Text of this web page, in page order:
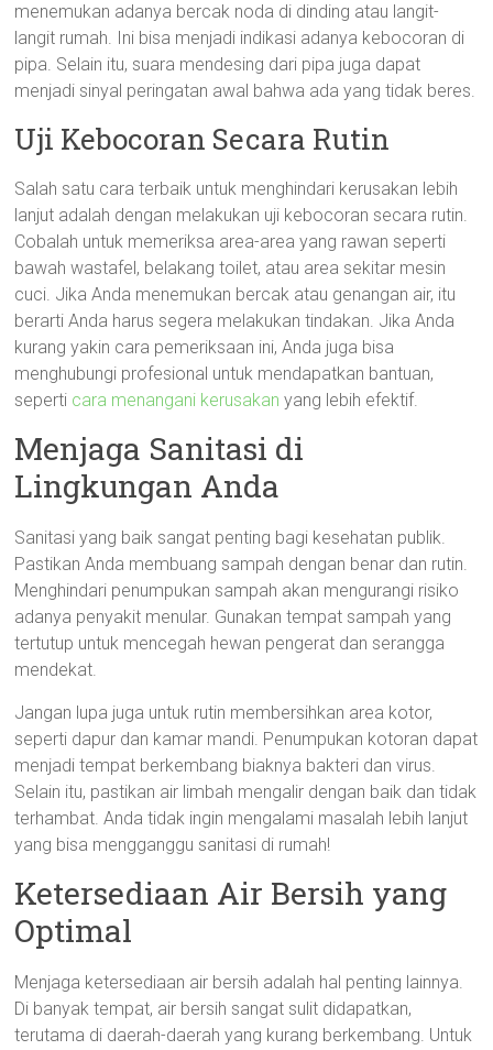
menemukan adanya bercak noda di dinding atau langit-
langit rumah. Ini bisa menjadi indikasi adanya kebocoran di
pipa. Selain itu, suara mendesing dari pipa juga dapat
menjadi sinyal peringatan awal bahwa ada yang tidak beres.
Uji Kebocoran Secara Rutin
Salah satu cara terbaik untuk menghindari kerusakan lebih
lanjut adalah dengan melakukan uji kebocoran secara rutin.
Cobalah untuk memeriksa area-area yang rawan seperti
bawah wastafel, belakang toilet, atau area sekitar mesin
cuci. Jika Anda menemukan bercak atau genangan air, itu
berarti Anda harus segera melakukan tindakan. Jika Anda
kurang yakin cara pemeriksaan ini, Anda juga bisa
menghubungi profesional untuk mendapatkan bantuan,
seperti cara menangani kerusakan yang lebih efektif.
Menjaga Sanitasi di
Lingkungan Anda
Sanitasi yang baik sangat penting bagi kesehatan publik.
Pastikan Anda membuang sampah dengan benar dan rutin.
Menghindari penumpukan sampah akan mengurangi risiko
adanya penyakit menular. Gunakan tempat sampah yang
tertutup untuk mencegah hewan pengerat dan serangga
mendekat.
Jangan lupa juga untuk rutin membersihkan area kotor,
seperti dapur dan kamar mandi. Penumpukan kotoran dapat
menjadi tempat berkembang biaknya bakteri dan virus.
Selain itu, pastikan air limbah mengalir dengan baik dan tidak
terhambat. Anda tidak ingin mengalami masalah lebih lanjut
yang bisa mengganggu sanitasi di rumah!
Ketersediaan Air Bersih yang
Optimal
Menjaga ketersediaan air bersih adalah hal penting lainnya.
Di banyak tempat, air bersih sangat sulit didapatkan,
terutama di daerah-daerah yang kurang berkembang. Untuk